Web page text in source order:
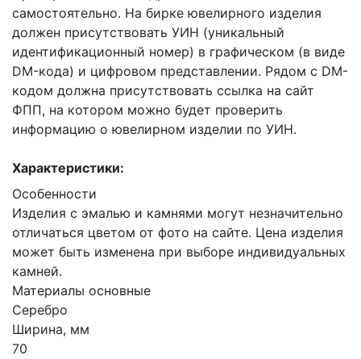
самостоятельно. На бирке ювелирного изделия
должен присутствовать УИН (уникальный
идентификационный номер) в графическом (в виде
DM-кода) и цифровом представлении. Рядом с DM-
кодом должна присутствовать ссылка на сайт
ФПП, на котором можно будет проверить
информацию о ювелирном изделии по УИН.
Характеристики:
Особенности
Изделия с эмалью и камнями могут незначительно
отличаться цветом от фото на сайте. Цена изделия
может быть изменена при выборе индивидуальных
камней.
Материалы основные
Серебро
Ширина, мм
70